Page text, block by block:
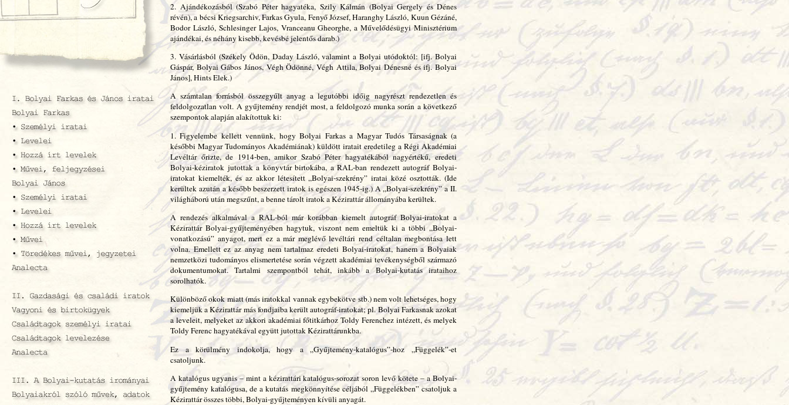
2. Ajándékozásból (Szabó Péter hagyatéka, Szily Kálmán (Bolyai Gergely és Dénes
révén), a bécsi Kriegsarchiv, Farkas Gyula, Fenyő József, Haranghy László, Kuun Gézáné,
Bodor László, Schlesinger Lajos, Vranceanu Gheorghe, a Művelődésügyi Minisztérium
ajándékai, és néhány kisebb, kevésbé jelentős darab.)
3. Vásárlásból (Székely Ödön, Daday László, valamint a Bolyai utódoktól: [ifj. Bolyai
Gáspár, Bolyai Gábos János, Végh Ödönné, Végh Attila, Bolyai Dénesné és ifj. Bolyai
János], Hints Elek.)
A számtalan forrásból összegyűlt anyag a legutóbbi időig nagyrészt rendezetlen és
feldolgozatlan volt. A gyűjtemény rendjét most, a feldolgozó munka során a következő
szempontok alapján alakítottuk ki:
1. Figyelembe kellett vennünk, hogy Bolyai Farkas a Magyar Tudós Társaságnak (a
későbbi Magyar Tudományos Akadémiának) küldött iratait eredetileg a Régi Akadémiai
Levéltár őrizte, de 1914-ben, amikor Szabó Péter hagyatékából nagyértékű, eredeti
Bolyai-kéziratok jutottak a könyvtár birtokába, a RAL-ban rendezett autográf Bolyai-
iratokat kiemelték, és az akkor létesített „Bolyai-szekrény” iratai közé osztották. (Ide
kerültek azután a később beszerzett iratok is egészen 1945-ig.) A „Bolyai-szekrény” a II.
világháború után megszűnt, a benne tárolt iratok a Kézirattár állományába kerültek.
A rendezés alkalmával a RAL-ból már korábban kiemelt autográf Bolyai-iratokat a
Kézirattár Bolyai-gyűjteményében hagytuk, viszont nem emeltük ki a többi „Bolyai-
vonatkozású” anyagot, mert ez a már meglévő levéltári rend céltalan megbontása lett
volna. Emellett ez az anyag nem tartalmaz eredeti Bolyai-iratokat, hanem a Bolyaiak
nemzetközi tudományos elismertetése során végzett akadémiai tevékenységből származó
dokumentumokat. Tartalmi szempontból tehát, inkább a Bolyai-kutatás irataihoz
sorolhatók.
Különböző okok miatt (más iratokkal vannak egybekötve stb.) nem volt lehetséges, hogy
kiemeljük a Kézirattár más fondjaiba került autográf-iratokat; pl. Bolyai Farkasnak azokat
a leveleit, melyeket az akkori akadémiai főtitkárhoz Toldy Ferenchez intézett, és melyek
Toldy Ferenc hagyatékával együtt jutottak Kézirattárunkba.
Ez a körülmény indokolja, hogy a „Gyűjtemény-katalógus”-hoz „Függelék”-et
csatoljunk.
A katalógus ugyanis – mint a kézirattári katalógus-sorozat soron levő kötete – a Bolyai-
gyűjtemény katalógusa, de a kutatás megkönnyítése céljából „Függelékben” csatoljuk a
Kézirattár összes többi, Bolyai-gyűjteményen kívüli anyagát.